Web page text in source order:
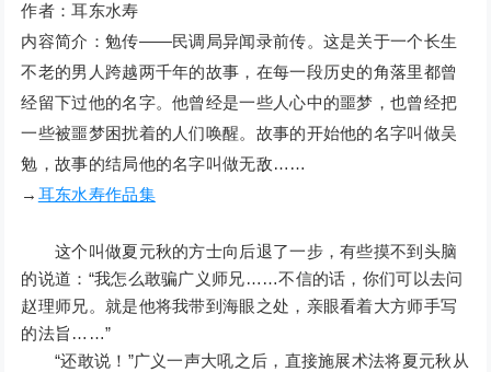
作者：耳东水寿
内容简介：勉传——民调局异闻录前传。这是关于一个长生
不老的男人跨越两千年的故事，在每一段历史的角落里都曾
经留下过他的名字。他曾经是一些人心中的噩梦，也曾经把
一些被噩梦困扰着的人们唤醒。故事的开始他的名字叫做吴
勉，故事的结局他的名字叫做无敌……
→ 耳东水寿作品集
这个叫做夏元秋的方士向后退了一步，有些摸不到头脑
的说道：“我怎么敢骗广义师兄……不信的话，你们可以去问
赵理师兄。就是他将我带到海眼之处，亲眼看着大方师手写
的法旨……”
“还敢说！”广义一声大吼之后，直接施展术法将夏元秋从